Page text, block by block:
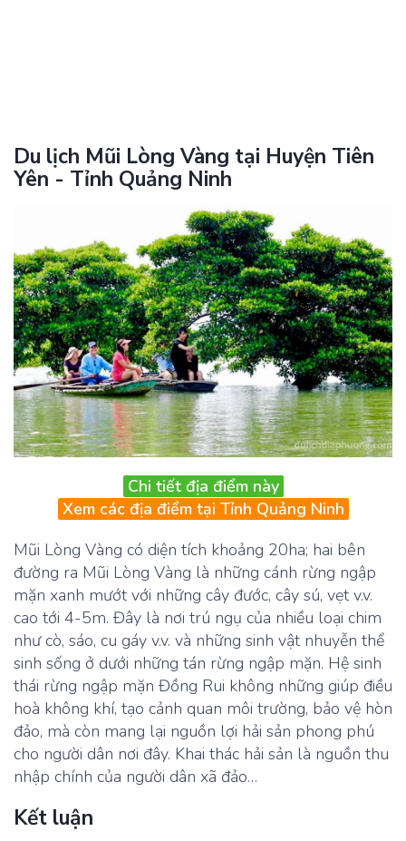
Du lịch Mũi Lòng Vàng tại Huyện Tiên
Yên - Tỉnh Quảng Ninh
Chi tiết địa điểm này
Xem các địa điểm tại Tỉnh Quảng Ninh
Mũi Lòng Vàng có diện tích khoảng 20ha; hai bên
đường ra Mũi Lòng Vàng là những cánh rừng ngập
mặn xanh mướt với những cây đước, cây sú, vẹt v.v.
cao tới 4-5m. Đây là nơi trú ngụ của nhiều loại chim
như cò, sáo, cu gáy v.v. và những sinh vật nhuyễn thể
sinh sống ở dưới những tán rừng ngập mặn. Hệ sinh
thái rừng ngập mặn Đồng Rui không những giúp điều
hoà không khí, tạo cảnh quan môi trường, bảo vệ hòn
đảo, mà còn mang lại nguồn lợi hải sản phong phú
cho người dân nơi đây. Khai thác hải sản là nguồn thu
nhập chính của người dân xã đảo…
Kết luận